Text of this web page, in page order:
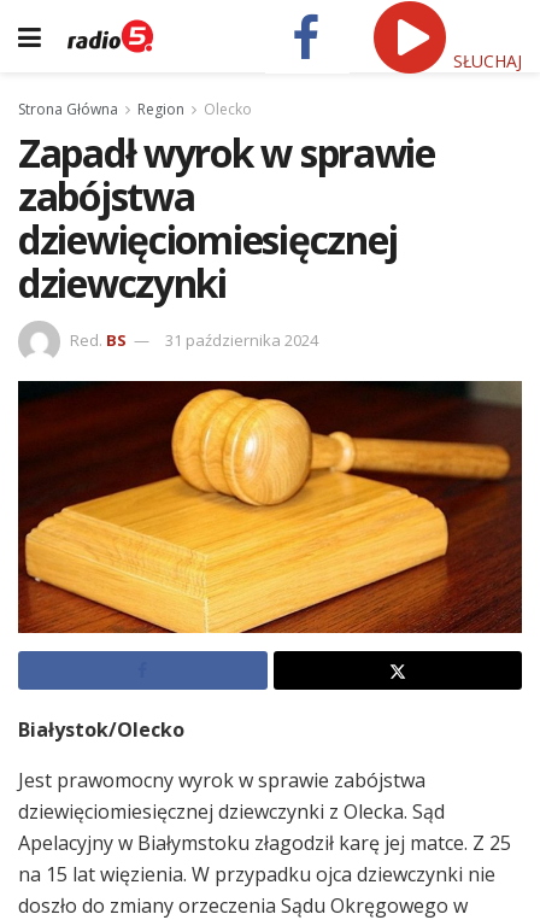
SŁUCHAJ
Strona Główna Region Olecko
Zapadł wyrok w sprawie
zabójstwa
dziewięciomiesięcznej
dziewczynki
Red. BS 31 października 2024
Białystok/Olecko
Jest prawomocny wyrok w sprawie zabójstwa
dziewięciomiesięcznej dziewczynki z Olecka. Sąd
Apelacyjny w Białymstoku złagodził karę jej matce. Z 25
na 15 lat więzienia. W przypadku ojca dziewczynki nie
doszło do zmiany orzeczenia Sądu Okręgowego w